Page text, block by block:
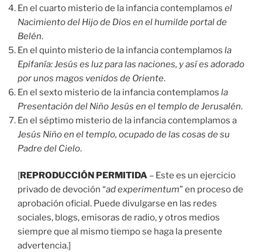
En el cuarto misterio de la infancia contemplamos el
Nacimiento del Hijo de Dios en el humilde portal de
Belén.
En el quinto misterio de la infancia contemplamos la
Epifanía: Jesús es luz para las naciones, y así es adorado
por unos magos venidos de Oriente.
En el sexto misterio de la infancia contemplamos la
Presentación del Niño Jesús en el templo de Jerusalén.
En el séptimo misterio de la infancia contemplamos a
Jesús Niño en el templo, ocupado de las cosas de su
Padre del Cielo.
[REPRODUCCIÓN PERMITIDA – Este es un ejercicio
privado de devoción “ad experimentum” en proceso de
aprobación oficial. Puede divulgarse en las redes
sociales, blogs, emisoras de radio, y otros medios
siempre que al mismo tiempo se haga la presente
advertencia.]